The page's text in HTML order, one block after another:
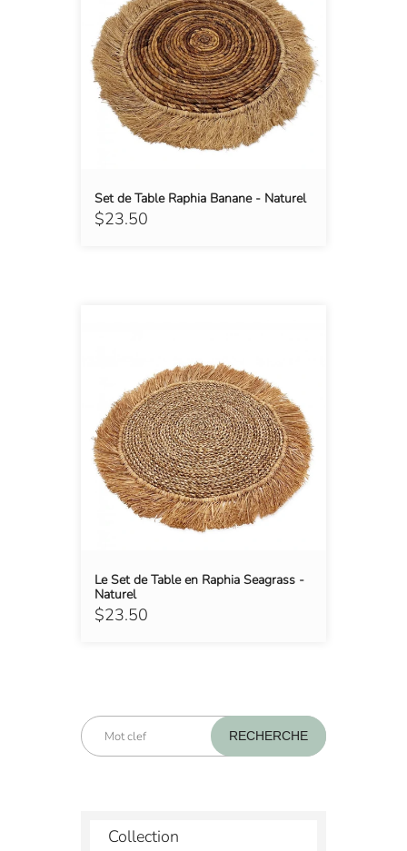
$23.50
Set de Table Raphia Banane - Naturel
$23.50
Le Set de Table en Raphia Seagrass -
Naturel
Collection